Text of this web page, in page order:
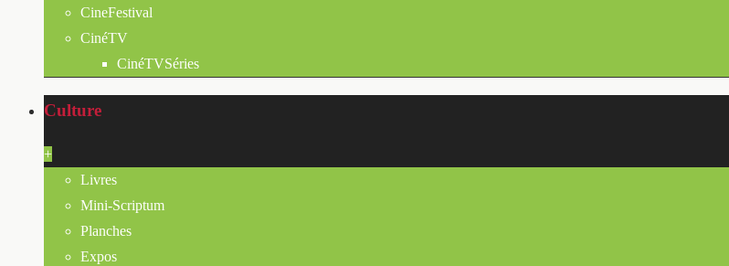
CineFestival
CinéTV
CinéTVSéries
Culture
+
Livres
Mini-Scriptum
Planches
Expos